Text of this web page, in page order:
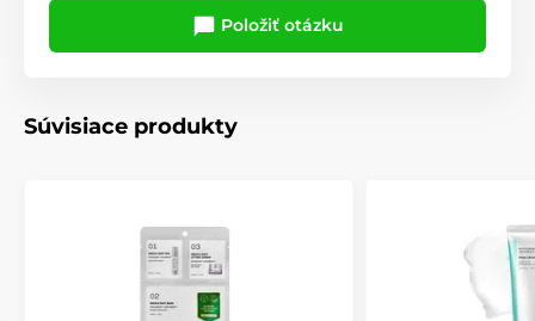
Položiť otázku
Súvisiace produkty